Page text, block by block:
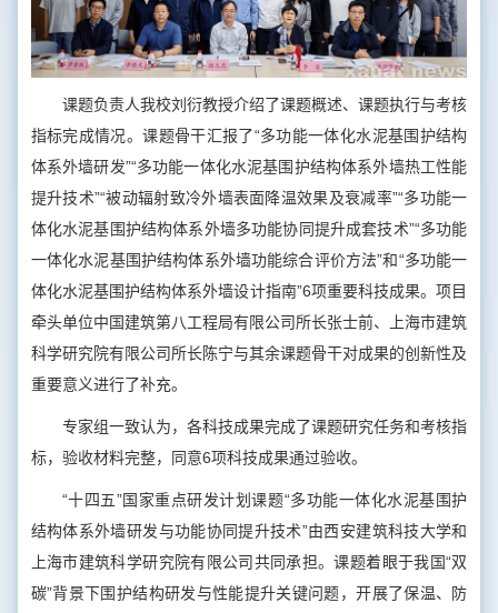
课题负责人我校刘衍教授介绍了课题概述、课题执行与考核
指标完成情况。课题骨干汇报了“多功能一体化水泥基围护结构
体系外墙研发”“多功能一体化水泥基围护结构体系外墙热工性能
提升技术”“被动辐射致冷外墙表面降温效果及衰减率”“多功能一
体化水泥基围护结构体系外墙多功能协同提升成套技术”“多功能
一体化水泥基围护结构体系外墙功能综合评价方法”和“多功能一
体化水泥基围护结构体系外墙设计指南”6项重要科技成果。项目
牵头单位中国建筑第八工程局有限公司所长张士前、上海市建筑
科学研究院有限公司所长陈宁与其余课题骨干对成果的创新性及
重要意义进行了补充。
专家组一致认为，各科技成果完成了课题研究任务和考核指
标，验收材料完整，同意6项科技成果通过验收。
“十四五”国家重点研发计划课题“多功能一体化水泥基围护
结构体系外墙研发与功能协同提升技术”由西安建筑科技大学和
上海市建筑科学研究院有限公司共同承担。课题着眼于我国“双
碳”背景下围护结构研发与性能提升关键问题，开展了保温、防